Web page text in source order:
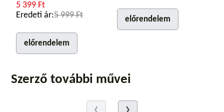
5 399 Ft
Eredeti ár:5 999 Ft
előrendelem
előrendelem
Szerző további művei